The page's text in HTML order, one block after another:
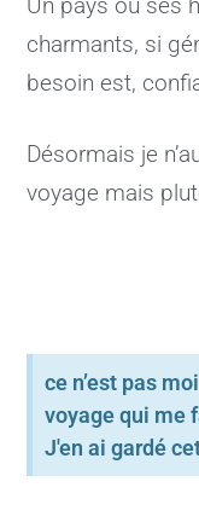
Un pays où ses
charmants, si
besoin est,
Désormais je
voyage mais
ce n’est pas
voyage qui me
J'en ai gardé